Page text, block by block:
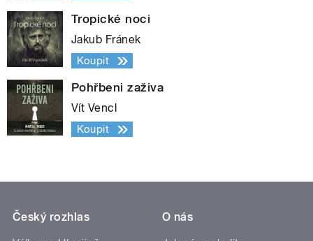
Tropické noci
Jakub Fránek
Koupit
Pohřbeni zaživa
Vít Vencl
Koupit
Český rozhlas
O nás